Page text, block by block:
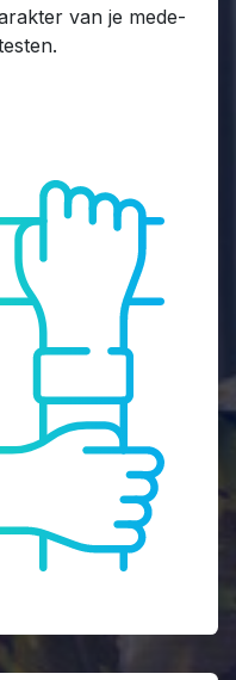
van je mede-